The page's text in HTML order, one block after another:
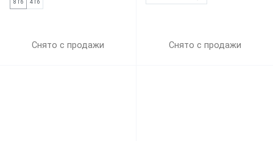
8 Гб 4 Гб
Снято с продажи Снято с продажи